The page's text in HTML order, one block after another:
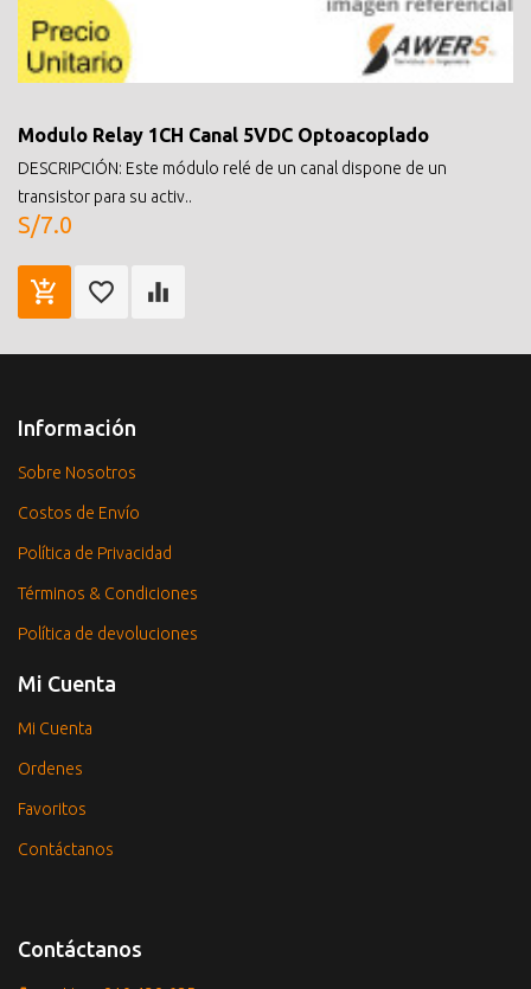
Modulo Relay 1CH Canal 5VDC Optoacoplado
DESCRIPCIÓN: Este módulo relé de un canal dispone de un
transistor para su activ..
S/7.0
Información
Sobre Nosotros
Costos de Envío
Política de Privacidad
Términos & Condiciones
Política de devoluciones
Mi Cuenta
Mi Cuenta
Ordenes
Favoritos
Contáctanos
Contáctanos